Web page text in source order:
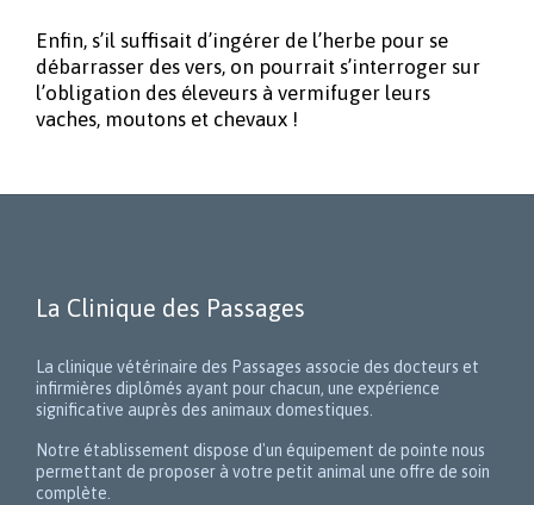
Enfin, s’il suffisait d’ingérer de l’herbe pour se
débarrasser des vers, on pourrait s’interroger sur
l’obligation des éleveurs à vermifuger leurs
vaches, moutons et chevaux !
La Clinique des Passages
La clinique vétérinaire des Passages associe des docteurs et
infirmières diplômés ayant pour chacun, une expérience
significative auprès des animaux domestiques.
Notre établissement dispose d'un équipement de pointe nous
permettant de proposer à votre petit animal une offre de soin
complète.